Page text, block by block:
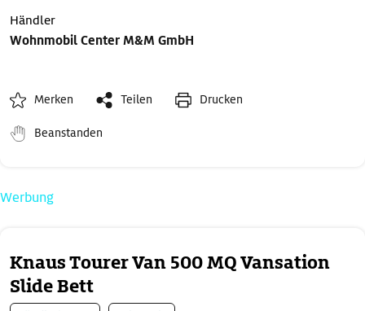
Knaus Tourer Van 500 MQ Vansation
Slide Bett
Händler
Wohnmobil Center M&M GmbH
Merken Teilen Drucken
Beanstanden
Werbung